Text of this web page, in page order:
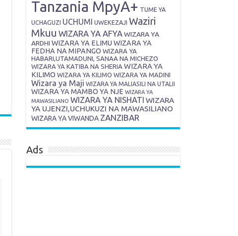
Tanzania MpyA+ TUME YA
UCHAGUZI UCHUMI UWEKEZAJI Waziri
Mkuu WIZARA YA AFYAWIZARA YA
ARDHI WIZARA YA ELIMU WIZARA YA
FEDHA NA MIPANGO WIZARA YA
HABARI,UTAMADUNI, SANAA NA MICHEZO
WIZARA YA KATIBA NA SHERIA WIZARA YA
KILIMO WIZARA YA KILIMO WIZARA YA MADINI
Wizara ya Maji WIZARA YA MALIASILI NA UTALII
WIZARA YA MAMBO YA NJE WIZARA YA
MAWASILIANO WIZARA YA NISHATI WIZARA
YA UJENZI,UCHUKUZI NA MAWASILIANO
WIZARA YA VIWANDA ZANZIBAR
Ads